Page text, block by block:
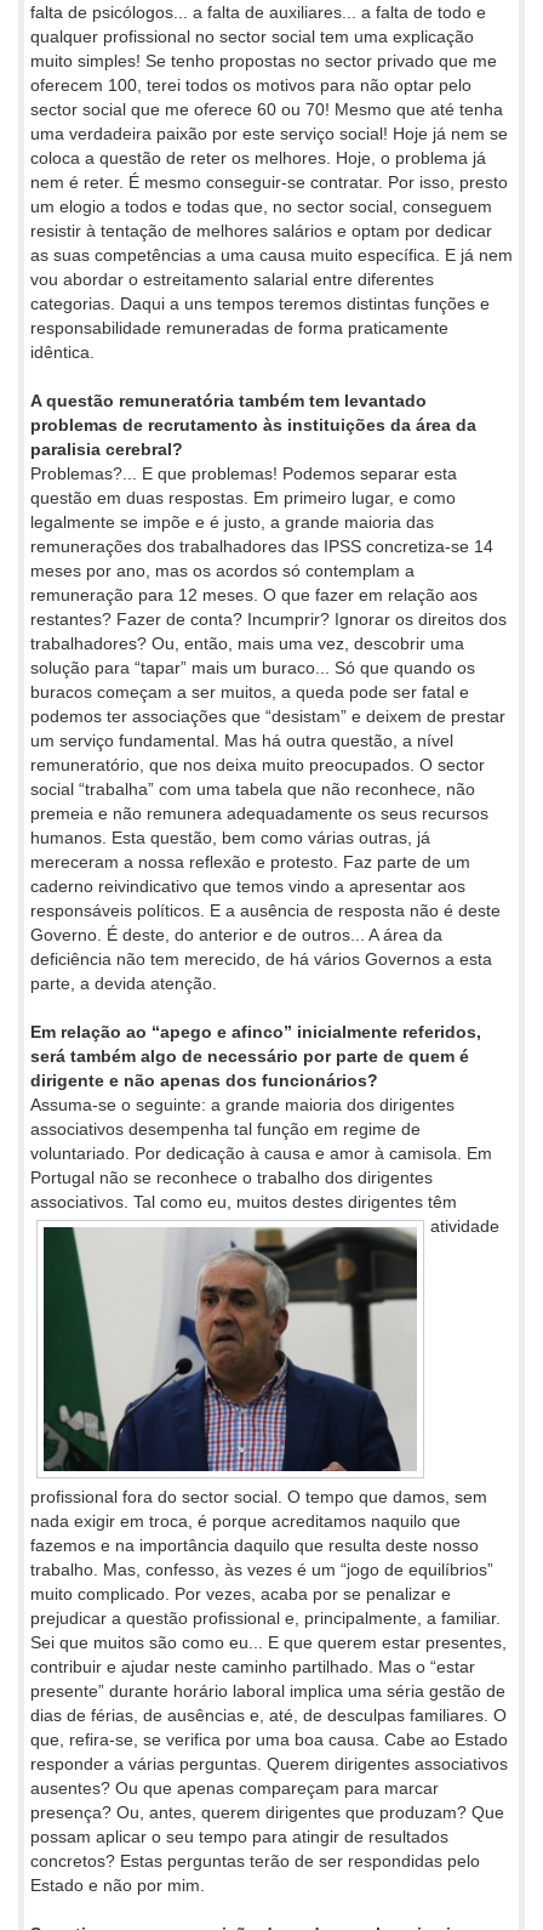
falta de psicólogos... a falta de auxiliares... a falta de todo e
qualquer profissional no sector social tem uma explicação
muito simples! Se tenho propostas no sector privado que me
oferecem 100, terei todos os motivos para não optar pelo
sector social que me oferece 60 ou 70! Mesmo que até tenha
uma verdadeira paixão por este serviço social! Hoje já nem se
coloca a questão de reter os melhores. Hoje, o problema já
nem é reter. É mesmo conseguir-se contratar. Por isso, presto
um elogio a todos e todas que, no sector social, conseguem
resistir à tentação de melhores salários e optam por dedicar
as suas competências a uma causa muito específica. E já nem
vou abordar o estreitamento salarial entre diferentes
categorias. Daqui a uns tempos teremos distintas funções e
responsabilidade remuneradas de forma praticamente
idêntica.
A questão remuneratória também tem levantado
problemas de recrutamento às instituições da área da
paralisia cerebral?
Problemas?... E que problemas! Podemos separar esta
questão em duas respostas. Em primeiro lugar, e como
legalmente se impõe e é justo, a grande maioria das
remunerações dos trabalhadores das IPSS concretiza-se 14
meses por ano, mas os acordos só contemplam a
remuneração para 12 meses. O que fazer em relação aos
restantes? Fazer de conta? Incumprir? Ignorar os direitos dos
trabalhadores? Ou, então, mais uma vez, descobrir uma
solução para “tapar” mais um buraco... Só que quando os
buracos começam a ser muitos, a queda pode ser fatal e
podemos ter associações que “desistam” e deixem de prestar
um serviço fundamental. Mas há outra questão, a nível
remuneratório, que nos deixa muito preocupados. O sector
social “trabalha” com uma tabela que não reconhece, não
premeia e não remunera adequadamente os seus recursos
humanos. Esta questão, bem como várias outras, já
mereceram a nossa reflexão e protesto. Faz parte de um
caderno reivindicativo que temos vindo a apresentar aos
responsáveis políticos. E a ausência de resposta não é deste
Governo. É deste, do anterior e de outros... A área da
deficiência não tem merecido, de há vários Governos a esta
parte, a devida atenção.
Em relação ao “apego e afinco” inicialmente referidos,
será também algo de necessário por parte de quem é
dirigente e não apenas dos funcionários?
Assuma-se o seguinte: a grande maioria dos dirigentes
associativos desempenha tal função em regime de
voluntariado. Por dedicação à causa e amor à camisola. Em
Portugal não se reconhece o trabalho dos dirigentes
associativos. Tal como eu, muitos destes dirigentes têm
atividade
profissional fora do sector social. O tempo que damos, sem
nada exigir em troca, é porque acreditamos naquilo que
fazemos e na importância daquilo que resulta deste nosso
trabalho. Mas, confesso, às vezes é um “jogo de equilíbrios”
muito complicado. Por vezes, acaba por se penalizar e
prejudicar a questão profissional e, principalmente, a familiar.
Sei que muitos são como eu... E que querem estar presentes,
contribuir e ajudar neste caminho partilhado. Mas o “estar
presente” durante horário laboral implica uma séria gestão de
dias de férias, de ausências e, até, de desculpas familiares. O
que, refira-se, se verifica por uma boa causa. Cabe ao Estado
responder a várias perguntas. Querem dirigentes associativos
ausentes? Ou que apenas compareçam para marcar
presença? Ou, antes, querem dirigentes que produzam? Que
possam aplicar o seu tempo para atingir de resultados
concretos? Estas perguntas terão de ser respondidas pelo
Estado e não por mim.